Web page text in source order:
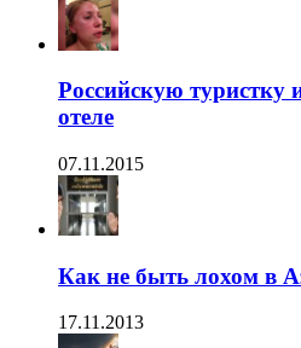
Российскую туристку
отеле
07.11.2015
Как не быть лохом в
17.11.2013